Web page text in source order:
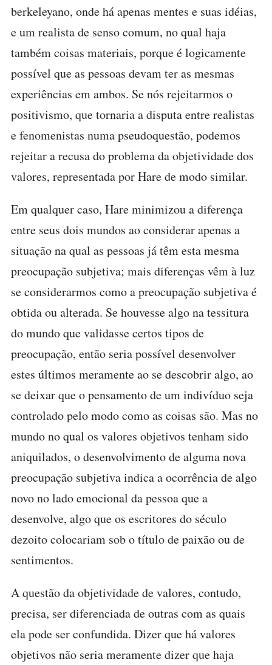
berkeleyano, onde há apenas mentes e suas idéias,
e um realista de senso comum, no qual haja
também coisas materiais, porque é logicamente
possível que as pessoas devam ter as mesmas
experiências em ambos. Se nós rejeitarmos o
positivismo, que tornaria a disputa entre realistas
e fenomenistas numa pseudoquestão, podemos
rejeitar a recusa do problema da objetividade dos
valores, representada por Hare de modo similar.
Em qualquer caso, Hare minimizou a diferença
entre seus dois mundos ao considerar apenas a
situação na qual as pessoas já têm esta mesma
preocupação subjetiva; mais diferenças vêm à luz
se considerarmos como a preocupação subjetiva é
obtida ou alterada. Se houvesse algo na tessitura
do mundo que validasse certos tipos de
preocupação, então seria possível desenvolver
estes últimos meramente ao se descobrir algo, ao
se deixar que o pensamento de um indivíduo seja
controlado pelo modo como as coisas são. Mas no
mundo no qual os valores objetivos tenham sido
aniquilados, o desenvolvimento de alguma nova
preocupação subjetiva indica a ocorrência de algo
novo no lado emocional da pessoa que a
desenvolve, algo que os escritores do século
dezoito colocariam sob o título de paixão ou de
sentimentos.
A questão da objetividade de valores, contudo,
precisa, ser diferenciada de outras com as quais
ela pode ser confundida. Dizer que há valores
objetivos não seria meramente dizer que haja